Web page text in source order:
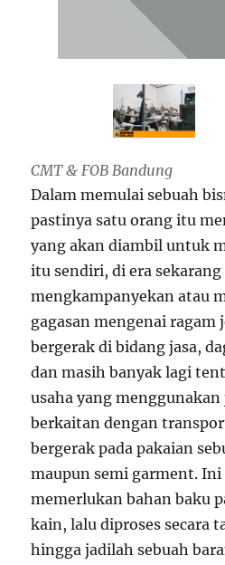
CMT & FOB Bandung
Dalam memulai sebuah
pastinya satu orang itu
yang akan diambil untuk
itu sendiri, di era
mengkampanyekan atau
gagasan mengenai ragam
bergerak di bidang jasa,
dan masih banyak lagi
usaha yang
berkaitan dengan
bergerak pada pakaian
maupun semi garment.
memerlukan bahan baku
kain, lalu diproses secara
hingga jadilah sebuah